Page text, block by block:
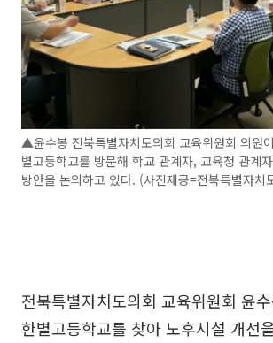
▲윤수봉 전북특별자치도의회 교육위원회 의원
별고등학교를 방문해 학교 관계자, 교육청 관계
방안을 논의하고 있다. (사진제공=전북특별자치
전북특별자치도의회 교육위원회 윤
한별고등학교를 찾아 노후시설 개선